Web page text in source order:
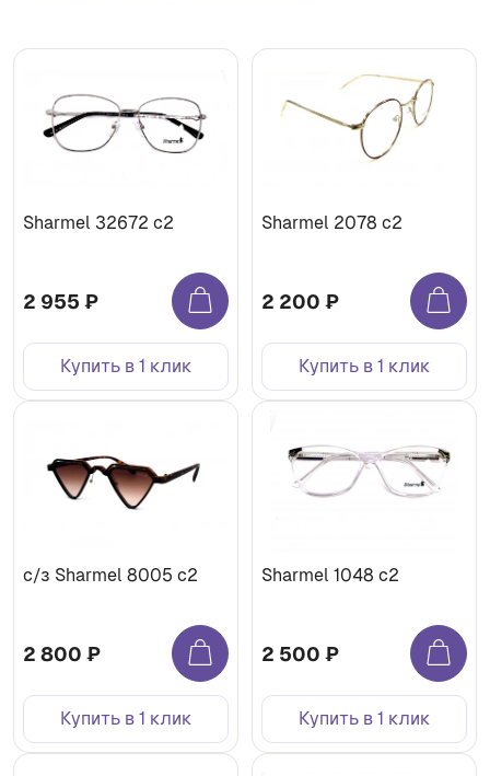
Sharmel 32672 c2
2 955 ₽
Купить в 1 клик
Sharmel 2078 c2
2 200 ₽
Купить в 1 клик
с/з Sharmel 8005 c2
2 800 ₽
Купить в 1 клик
Sharmel 1048 c2
2 500 ₽
Купить в 1 клик